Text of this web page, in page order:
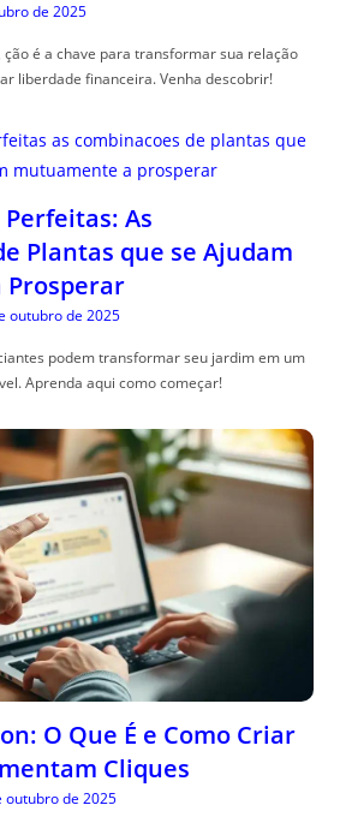
de 2025
é a chave para transformar sua relação
liberdade financeira. Venha descobrir!
As
Plantas que se Ajudam
outubro de 2025
podem transformar seu jardim em um
Aprenda aqui como começar!
O Que É e Como Criar
Cliques
outubro de 2025